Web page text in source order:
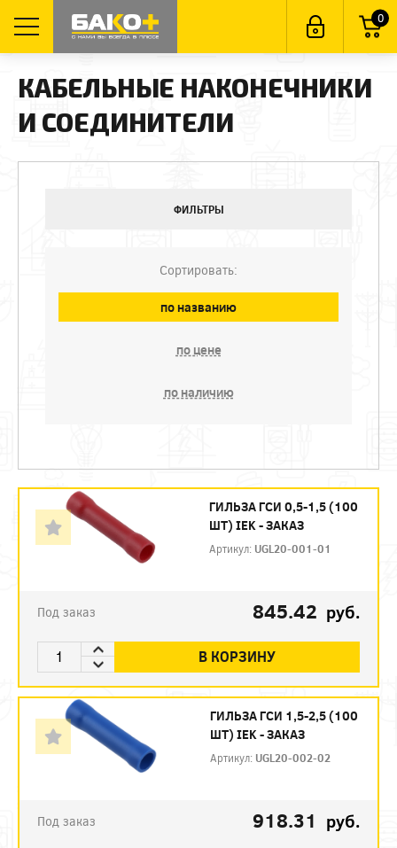
0
КАБЕЛЬНЫЕ НАКОНЕЧНИКИ
И СОЕДИНИТЕЛИ
ФИЛЬТРЫ
Сортировать:
по названию
по цене
по наличию
ГИЛЬЗА ГСИ 0,5-1,5 (100
ШТ) IEK - ЗАКАЗ
Артикул: UGL20-001-01
Под заказ 845.42 руб.
В КОРЗИНУ
ГИЛЬЗА ГСИ 1,5-2,5 (100
ШТ) IEK - ЗАКАЗ
Артикул: UGL20-002-02
Под заказ 918.31 руб.